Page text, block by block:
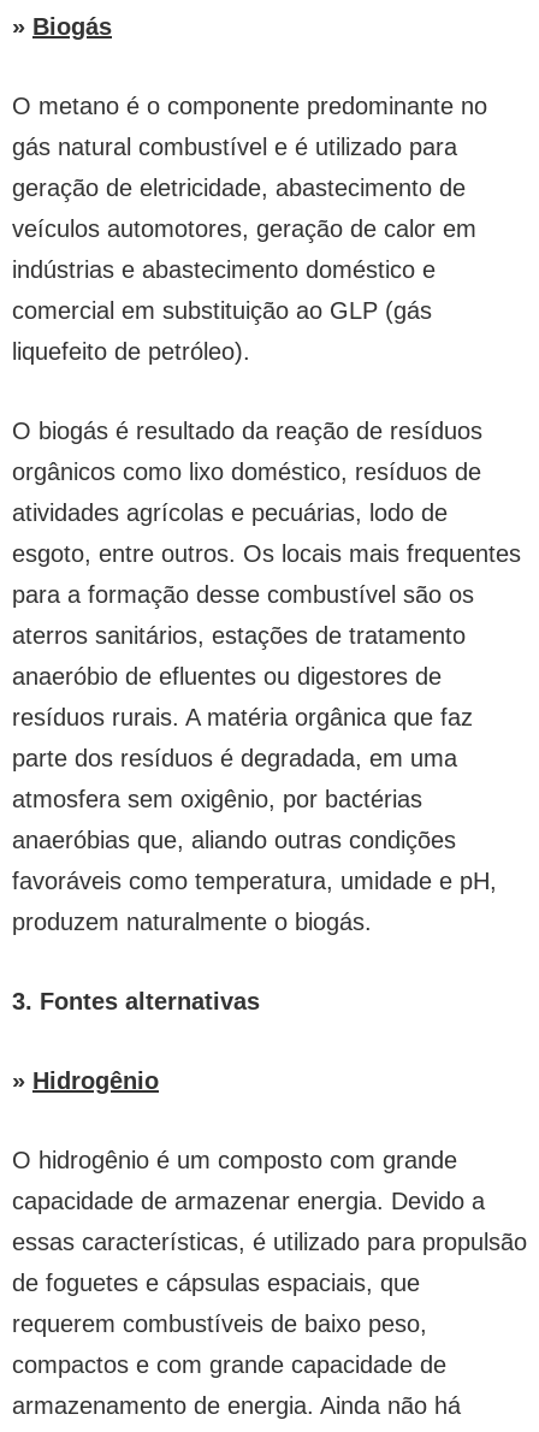
» Biogás
O metano é o componente predominante no
gás natural combustível e é utilizado para
geração de eletricidade, abastecimento de
veículos automotores, geração de calor em
indústrias e abastecimento doméstico e
comercial em substituição ao GLP (gás
liquefeito de petróleo).
O biogás é resultado da reação de resíduos
orgânicos como lixo doméstico, resíduos de
atividades agrícolas e pecuárias, lodo de
esgoto, entre outros. Os locais mais frequentes
para a formação desse combustível são os
aterros sanitários, estações de tratamento
anaeróbio de efluentes ou digestores de
resíduos rurais. A matéria orgânica que faz
parte dos resíduos é degradada, em uma
atmosfera sem oxigênio, por bactérias
anaeróbias que, aliando outras condições
favoráveis como temperatura, umidade e pH,
produzem naturalmente o biogás.
3. Fontes alternativas
» Hidrogênio
O hidrogênio é um composto com grande
capacidade de armazenar energia. Devido a
essas características, é utilizado para propulsão
de foguetes e cápsulas espaciais, que
requerem combustíveis de baixo peso,
compactos e com grande capacidade de
armazenamento de energia. Ainda não há